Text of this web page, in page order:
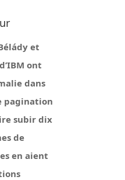
et
ont
dans
pagination
subir dix
de
en aient